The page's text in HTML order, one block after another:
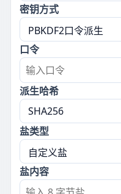
密钥方式
口令
派生哈希
盐类型
盐内容